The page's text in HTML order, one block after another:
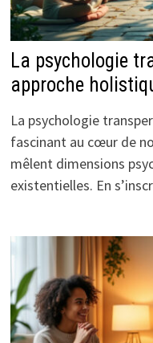
La psychologie
approche
La psychologie
fascinant au cœur de
mêlent dimensions
existentielles. En